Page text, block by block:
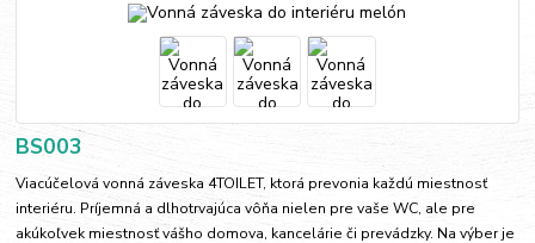
BS003
Viacúčelová vonná záveska 4TOILET, ktorá prevonia každú miestnosť
interiéru. Príjemná a dlhotrvajúca vôňa nielen pre vaše WC, ale pre
akúkoľvek miestnosť vášho domova, kancelárie či prevádzky. Na výber je